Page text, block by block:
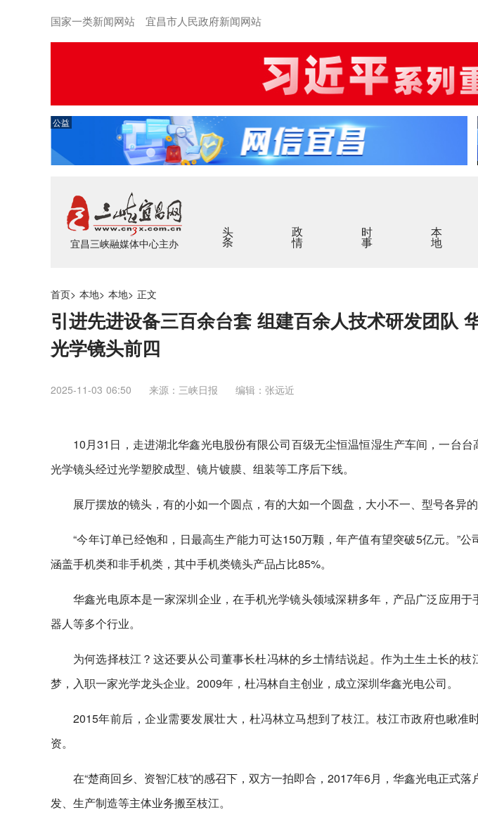
国家一类新闻网站 宜昌市人民政府新闻网站
公益
宜昌三峡融媒体中心主办
头条 政情 时事 本地
首页> 本地> 本地> 正文
引进先进设备三百余台套 组建百余人技术研发团队
光学镜头前四
2025-11-03 06:50 来源：三峡日报 编辑：张远近
10月31日，走进湖北华鑫光电股份有限公司百级无尘恒温恒湿生产车间，一台
光学镜头经过光学塑胶成型、镜片镀膜、组装等工序后下线。
展厅摆放的镜头，有的小如一个圆点，有的大如一个圆盘，大小不一、型号各异的
“今年订单已经饱和，日最高生产能力可达150万颗，年产值有望突破5亿元。”
涵盖手机类和非手机类，其中手机类镜头产品占比85%。
华鑫光电原本是一家深圳企业，在手机光学镜头领域深耕多年，产品广泛应用
器人等多个行业。
为何选择枝江？这还要从公司董事长杜冯林的乡土情结说起。作为土生土长的
梦，入职一家光学龙头企业。2009年，杜冯林自主创业，成立深圳华鑫光电公司。
2015年前后，企业需要发展壮大，杜冯林立马想到了枝江。枝江市政府也瞅准
资。
在“楚商回乡、资智汇枝”的感召下，双方一拍即合，2017年6月，华鑫光电正式
发、生产制造等主体业务搬至枝江。